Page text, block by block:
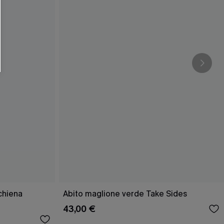
Abito maglione verde Take Sides
43,00 €
i nostri
valutare il livello di coinvolgimento,